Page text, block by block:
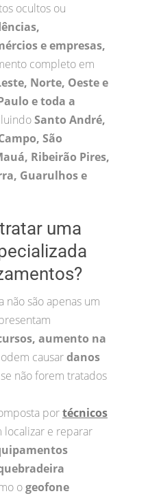
ocultos ou
e empresas,
completo em
Norte, Oeste e
e toda a
Santo André,
São
Ribeirão Pires,
Guarulhos e
uma
não são apenas um
aumento na
causardanos
não forem tratados
portécnicos
localizar e reparar
ogeofone